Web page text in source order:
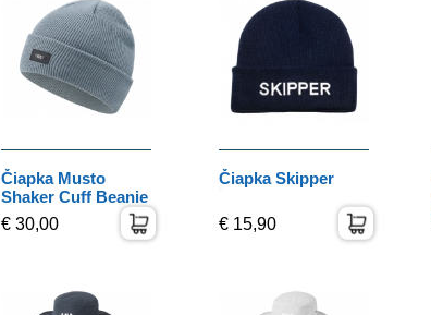
Čiapka Musto
Shaker Cuff Beanie
€ 30,00
Čiapka Skipper
€ 15,90